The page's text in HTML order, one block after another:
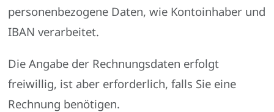
personenbezogene Daten, wie Kontoinhaber und
IBAN verarbeitet.
Die Angabe der Rechnungsdaten erfolgt
freiwillig, ist aber erforderlich, falls Sie eine
Rechnung benötigen.